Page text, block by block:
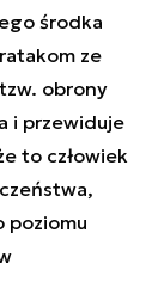
środka
ze
obrony
i przewiduje
to człowiek
poziomu